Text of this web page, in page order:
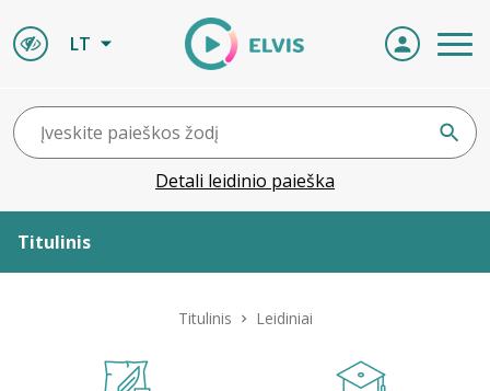
LT
Detali leidinio paieška
Titulinis
Titulinis Leidiniai